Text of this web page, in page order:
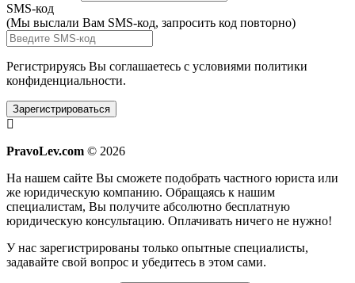
SMS-код
(Мы выслали Вам SMS-код, запросить код повторно)
Регистрируясь Вы соглашаетесь с условиями политики
конфиденциальности.
Зарегистрироваться
PravoLev.com © 2026
На нашем сайте Вы сможете подобрать частного юриста или
же юридическую компанию. Обращаясь к нашим
специалистам, Вы получите абсолютно бесплатную
юридическую консультацию. Оплачивать ничего не нужно!
У нас зарегистрированы только опытные специалисты,
задавайте свой вопрос и убедитесь в этом сами.